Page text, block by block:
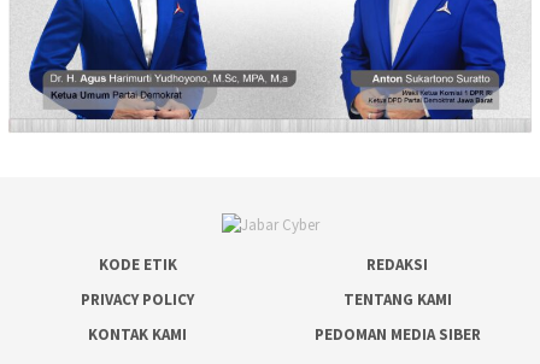
KODE ETIK
REDAKSI
PRIVACY POLICY
TENTANG KAMI
KONTAK KAMI
PEDOMAN MEDIA SIBER